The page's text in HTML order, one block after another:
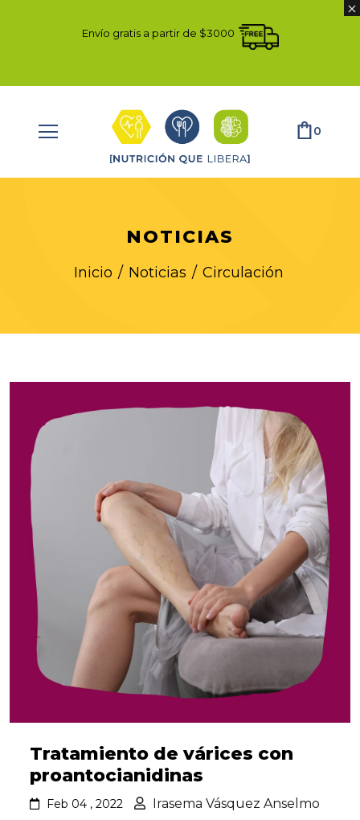
Envío gratis a partir de $3000
0
NOTICIAS
Inicio / Noticias / Circulación
Tratamiento de várices con
proantocianidinas
Feb 04 , 2022 Irasema Vásquez Anselmo